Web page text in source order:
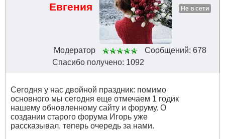
Евгения Не в сети
Модератор
Сообщений: 678
Спасибо получено: 1092
Сегодня у нас двойной праздник: помимо
основного мы сегодня еще отмечаем 1 годик
нашему обновленному сайту и форуму. О
создании старого форума Игорь уже
рассказывал, теперь очередь за нами.